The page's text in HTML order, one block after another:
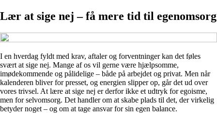
Lær at sige nej – få mere tid til egenomsorg
I en hverdag fyldt med krav, aftaler og forventninger kan det føles
svært at sige nej. Mange af os vil gerne være hjælpsomme,
imødekommende og pålidelige – både på arbejdet og privat. Men når
kalenderen bliver for presset, og energien slipper op, går det ud over
vores trivsel. At lære at sige nej er derfor ikke et udtryk for egoisme,
men for selvomsorg. Det handler om at skabe plads til det, der virkelig
betyder noget – og om at tage ansvar for sin egen balance.